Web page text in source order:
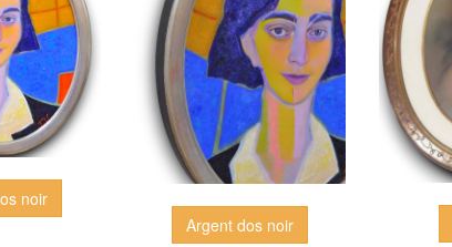
noir
Argent dos noir